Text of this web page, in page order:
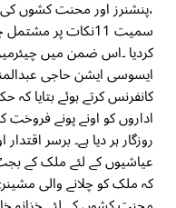
،پنشنرز اور محنت کشوں
سمیت 11نکات پر
کردیا ۔اس ضمن میں
ایسوسی ایشن حاجی
کانفرنس کرتے ہوئے بتایا
اداروں کو اونے پونے فروخت
روزگار ہر دیا ہے۔ برسر
عیاشیوں کے لئے ملک کے
کہ ملک کو چلانے والی